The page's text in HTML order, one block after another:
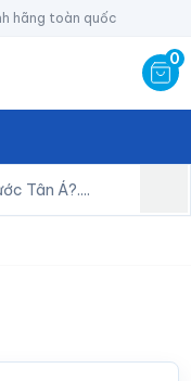
hãng toàn quốc
0